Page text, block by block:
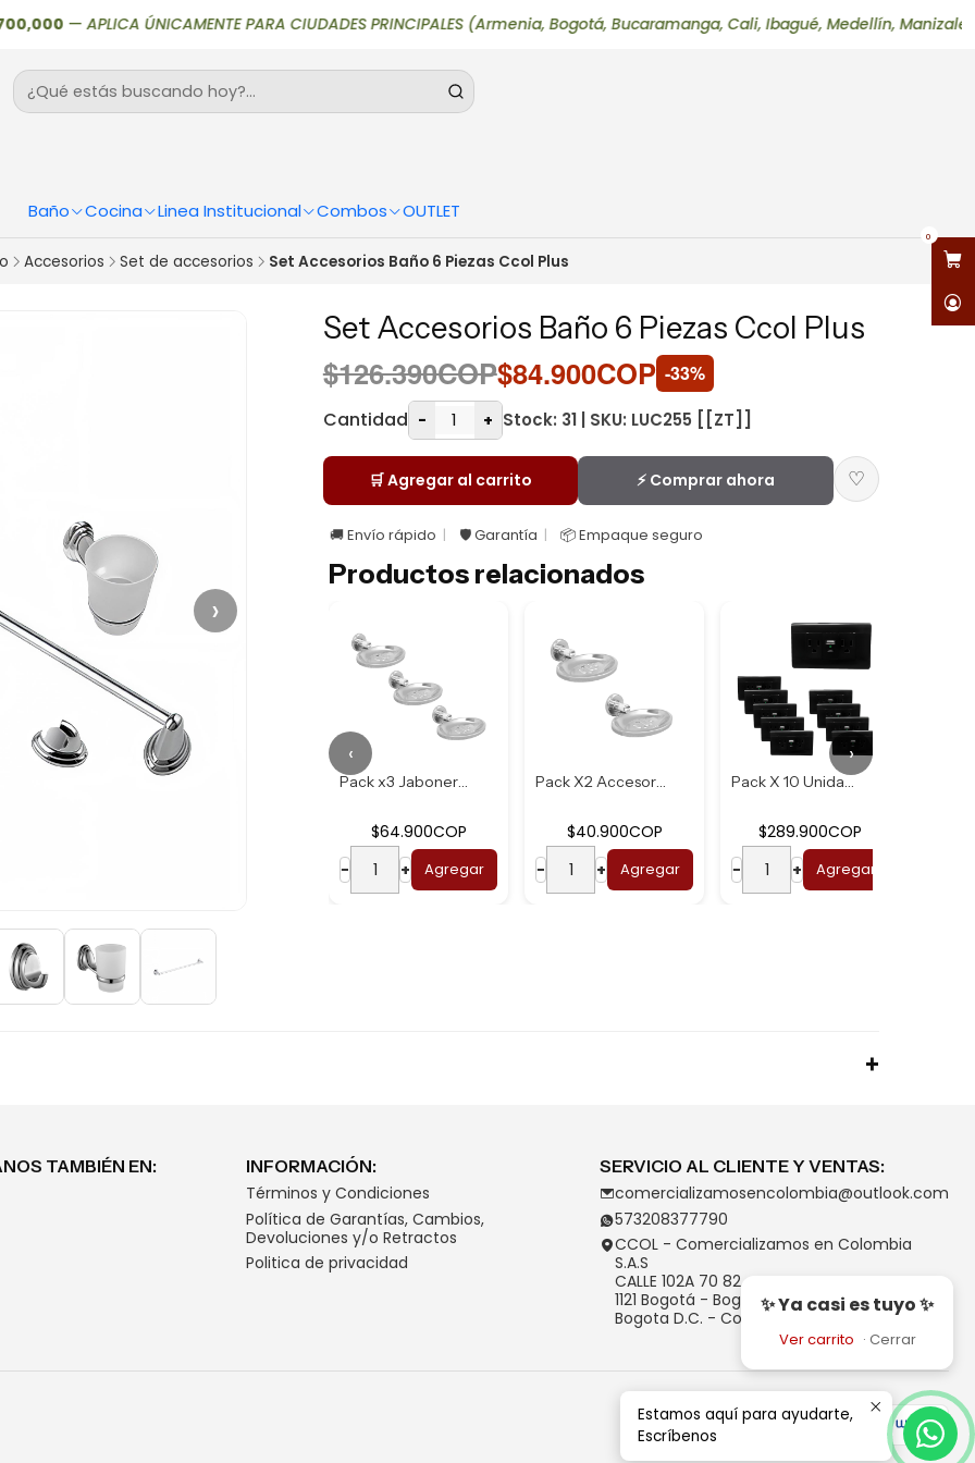
Baño Cocina Linea Institucional Combos OUTLET
0
—APLICA ÚNICAMENTE PARA CIUDADES PRINCIPALES (Armenia, Bogotá, Bucaramanga, Cali, Ibagué, Medellín, Manizales,
Accesorios Set de accesorios Set Accesorios Baño 6 Piezas Ccol Plus
›
Set Accesorios Baño 6 Piezas Ccol Plus
$126.390COP$84.900COP -33%
Cantidad - + Stock: 31 | SKU: LUC255 [[ZT]]
🛒 Agregar al carrito ⚡ Comprar ahora ♡
🚚 Envío rápido 🛡️ Garantía 📦 Empaque seguro
Productos relacionados
Pack x3 Jabonera ...
$64.900COP
−
+ Agregar
Pack X2 Accesorio...
$40.900COP
−
+ Agregar
Pack X 10 Unidade...
$289.900COP
−
+ Agregar
‹ ›
✨ Ya casi es tuyo ✨
Ver carrito · Cerrar
TAMBIÉN EN:
INFORMACIÓN:
Términos y Condiciones
Política de Garantías, Cambios,
Devoluciones y/o Retractos
Politica de privacidad
SERVICIO AL CLIENTE Y VENTAS:
comercializamosencolombia@outlook.com
573208377790
CCOL - Comercializamos en Colombia
S.A.S
CALLE 102A 70 82
1121 Bogotá - Bogotá D.C.
Bogota D.C. - Colombia
Estamos aquí para ayudarte,
Escríbenos